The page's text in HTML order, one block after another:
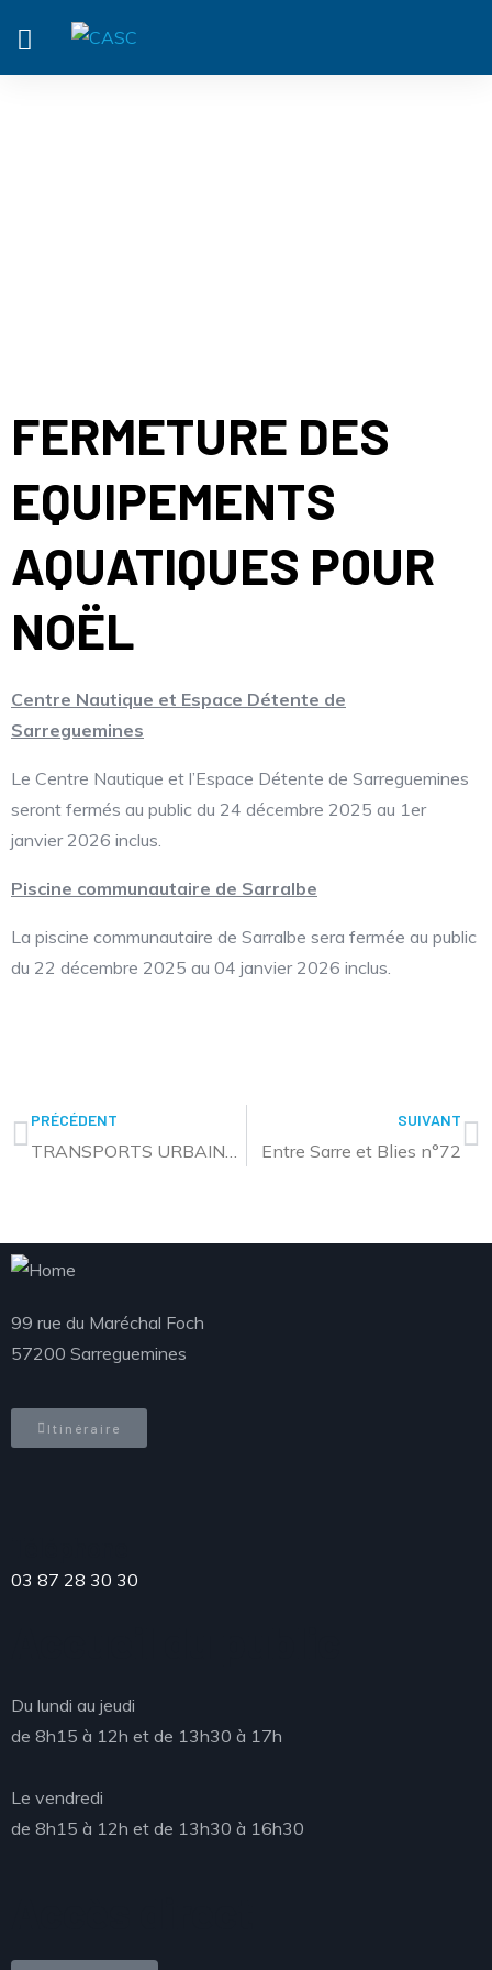
FERMETURE DES
EQUIPEMENTS
AQUATIQUES POUR
NOËL
Centre Nautique et Espace Détente de
Sarreguemines
Le Centre Nautique et l’Espace Détente de Sarreguemines
seront fermés au public du 24 décembre 2025 au 1er
janvier 2026 inclus.
Piscine communautaire de Sarralbe
La piscine communautaire de Sarralbe sera fermée au public
du 22 décembre 2025 au 04 janvier 2026 inclus.
PRÉCÉDENT
TRANSPORTS URBAINS – SERVICES DES DIMANCHES DE l’AVENT
SUIVANT
Entre Sarre et Blies n°72
99 rue du Maréchal Foch
57200 Sarreguemines
Itinéraire
03 87 28 30 30
Du lundi au jeudi
de 8h15 à 12h et de 13h30 à 17h
Le vendredi
de 8h15 à 12h et de 13h30 à 16h30